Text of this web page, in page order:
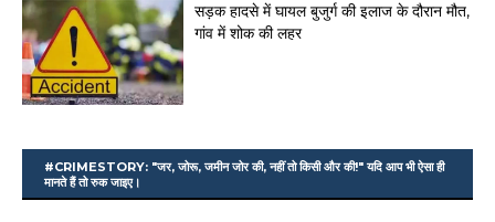
सड़क हादसे में घायल बुजुर्ग की इलाज के दौरान मौत,
गांव में शोक की लहर
#CRIMESTORY: "जर, जोरू, जमीन जोर की, नहीं तो किसी और की!" यदि आप भी ऐसा ही
मानते हैं तो रुक जाइए।